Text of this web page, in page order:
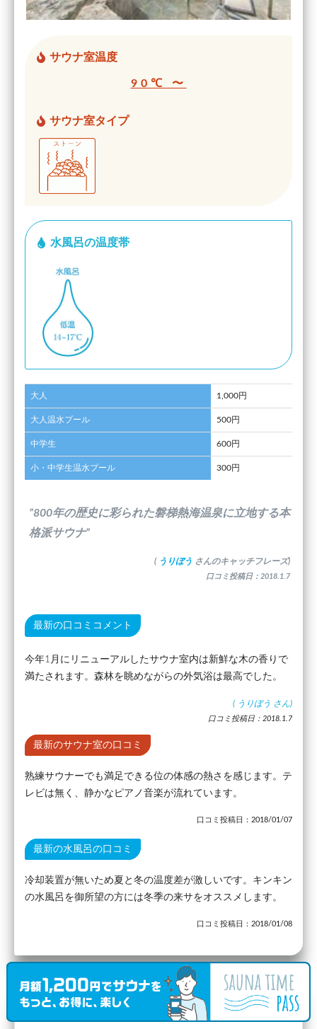
サウナ室温度
90℃ 〜
サウナ室タイプ
水風呂の温度帯
大人 1,000円
大人温水プール 500円
中学生 600円
小・中学生温水プール 300円
”800年の歴史に彩られた磐梯熱海温泉に立地する本
格派サウナ”
( うりぼう さんのキャッチフレーズ)
口コミ投稿日：2018.1.7
最新の口コミコメント
今年1月にリニューアルしたサウナ室内は新鮮な木の香りで
満たされます。森林を眺めながらの外気浴は最高でした。
( うりぼう さん)
口コミ投稿日：2018.1.7
最新のサウナ室の口コミ
熟練サウナーでも満足できる位の体感の熱さを感じます。テ
レビは無く、静かなピアノ音楽が流れています。
口コミ投稿日：2018/01/07
最新の水風呂の口コミ
冷却装置が無いため夏と冬の温度差が激しいです。キンキン
の水風呂を御所望の方には冬季の来サをオススメします。
口コミ投稿日：2018/01/08
駅から27.23km